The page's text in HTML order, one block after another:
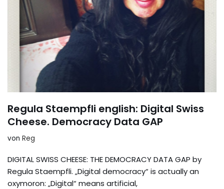
Regula Staempfli english: Digital Swiss
Cheese. Democracy Data GAP
von Reg
DIGITAL SWISS CHEESE: THE DEMOCRACY DATA GAP by
Regula Staempfli. „Digital democracy“ is actually an
oxymoron: „Digital“ means artificial,